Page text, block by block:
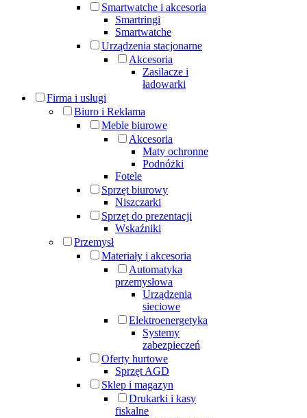
Smartwatche i akcesoria
Smartringi
Smartwatche
Urządzenia stacjonarne
Akcesoria
Zasilacze i
ładowarki
Firma i usługi
Biuro i Reklama
Meble biurowe
Akcesoria
Maty ochronne
Podnóżki
Fotele
Sprzęt biurowy
Niszczarki
Sprzęt do prezentacji
Wskaźniki
Przemysł
Materiały i akcesoria
Automatyka
przemysłowa
Urządzenia
sieciowe
Elektroenergetyka
Systemy
zabezpieczeń
Oferty hurtowe
Sprzęt AGD
Sklep i magazyn
Drukarki i kasy
fiskalne